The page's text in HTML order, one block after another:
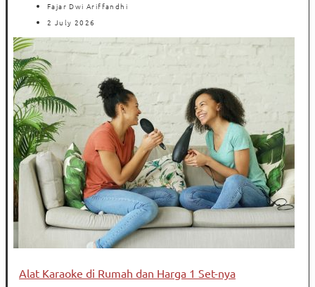
Fajar Dwi Ariffandhi
2 July 2026
Alat Karaoke di Rumah dan Harga 1 Set-nya